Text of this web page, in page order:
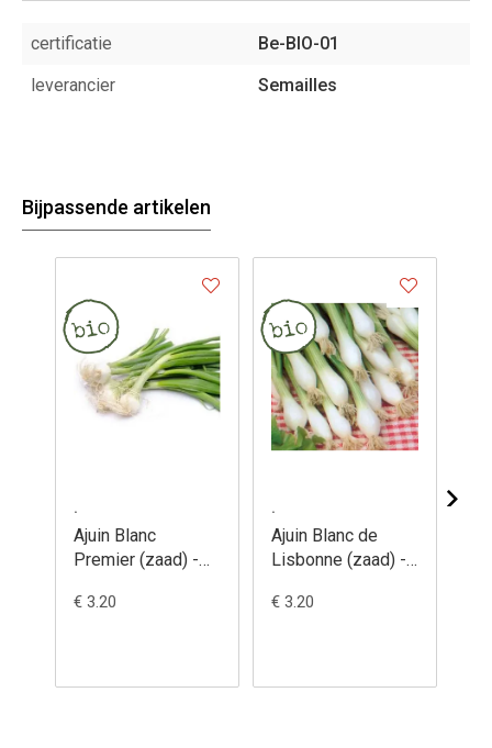
certificatie
Be-BIO-01
leverancier
Semailles
Bijpassende artikelen
.
Ajuin Blanc
Premier (zaad) -
€ 3.20
.
Ajuin Blanc de
Lisbonne (zaad) -
€ 3.20